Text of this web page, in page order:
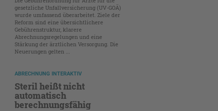
gesetzliche Unfallversicherung (UV-GOÄ)
wurde umfassend überarbeitet. Ziele der
Reform sind eine übersichtlichere
Gebührenstruktur, klarere
Abrechnungsregelungen und eine
Stärkung der ärztlichen Versorgung. Die
Neuerungen gelten ...
ABRECHNUNG INTERAKTIV
Steril heißt nicht
automatisch
berechnungsfähig